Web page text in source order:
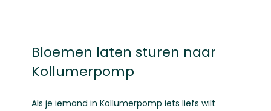
Bloemen laten sturen naar
Kollumerpomp
Als je iemand in Kollumerpomp iets liefs wilt